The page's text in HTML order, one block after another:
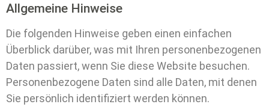
Allgemeine Hinweise
Die folgenden Hinweise geben einen einfachen
Überblick darüber, was mit Ihren personenbezogenen
Daten passiert, wenn Sie diese Website besuchen.
Personenbezogene Daten sind alle Daten, mit denen
Sie persönlich identifiziert werden können.